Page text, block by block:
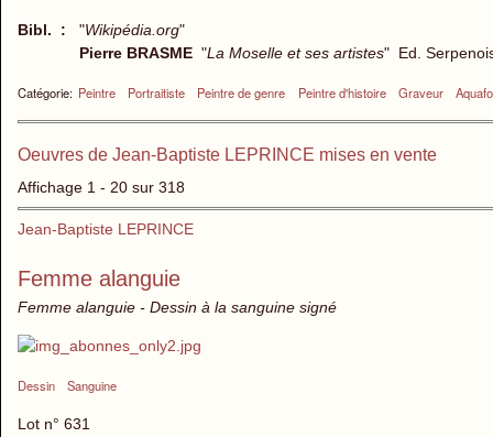
Bibl. : "Wikipédia.org"
Pierre BRASME "La Moselle et ses artistes" Ed.
Catégorie: Peintre Portraitiste Peintre de genre Peintre d'histoire Graveur
Oeuvres de Jean-Baptiste LEPRINCE mises en vente
Affichage 1 - 20 sur 318
Jean-Baptiste LEPRINCE
Femme alanguie
Femme alanguie - Dessin à la sanguine signé
Dessin Sanguine
Lot n° 631